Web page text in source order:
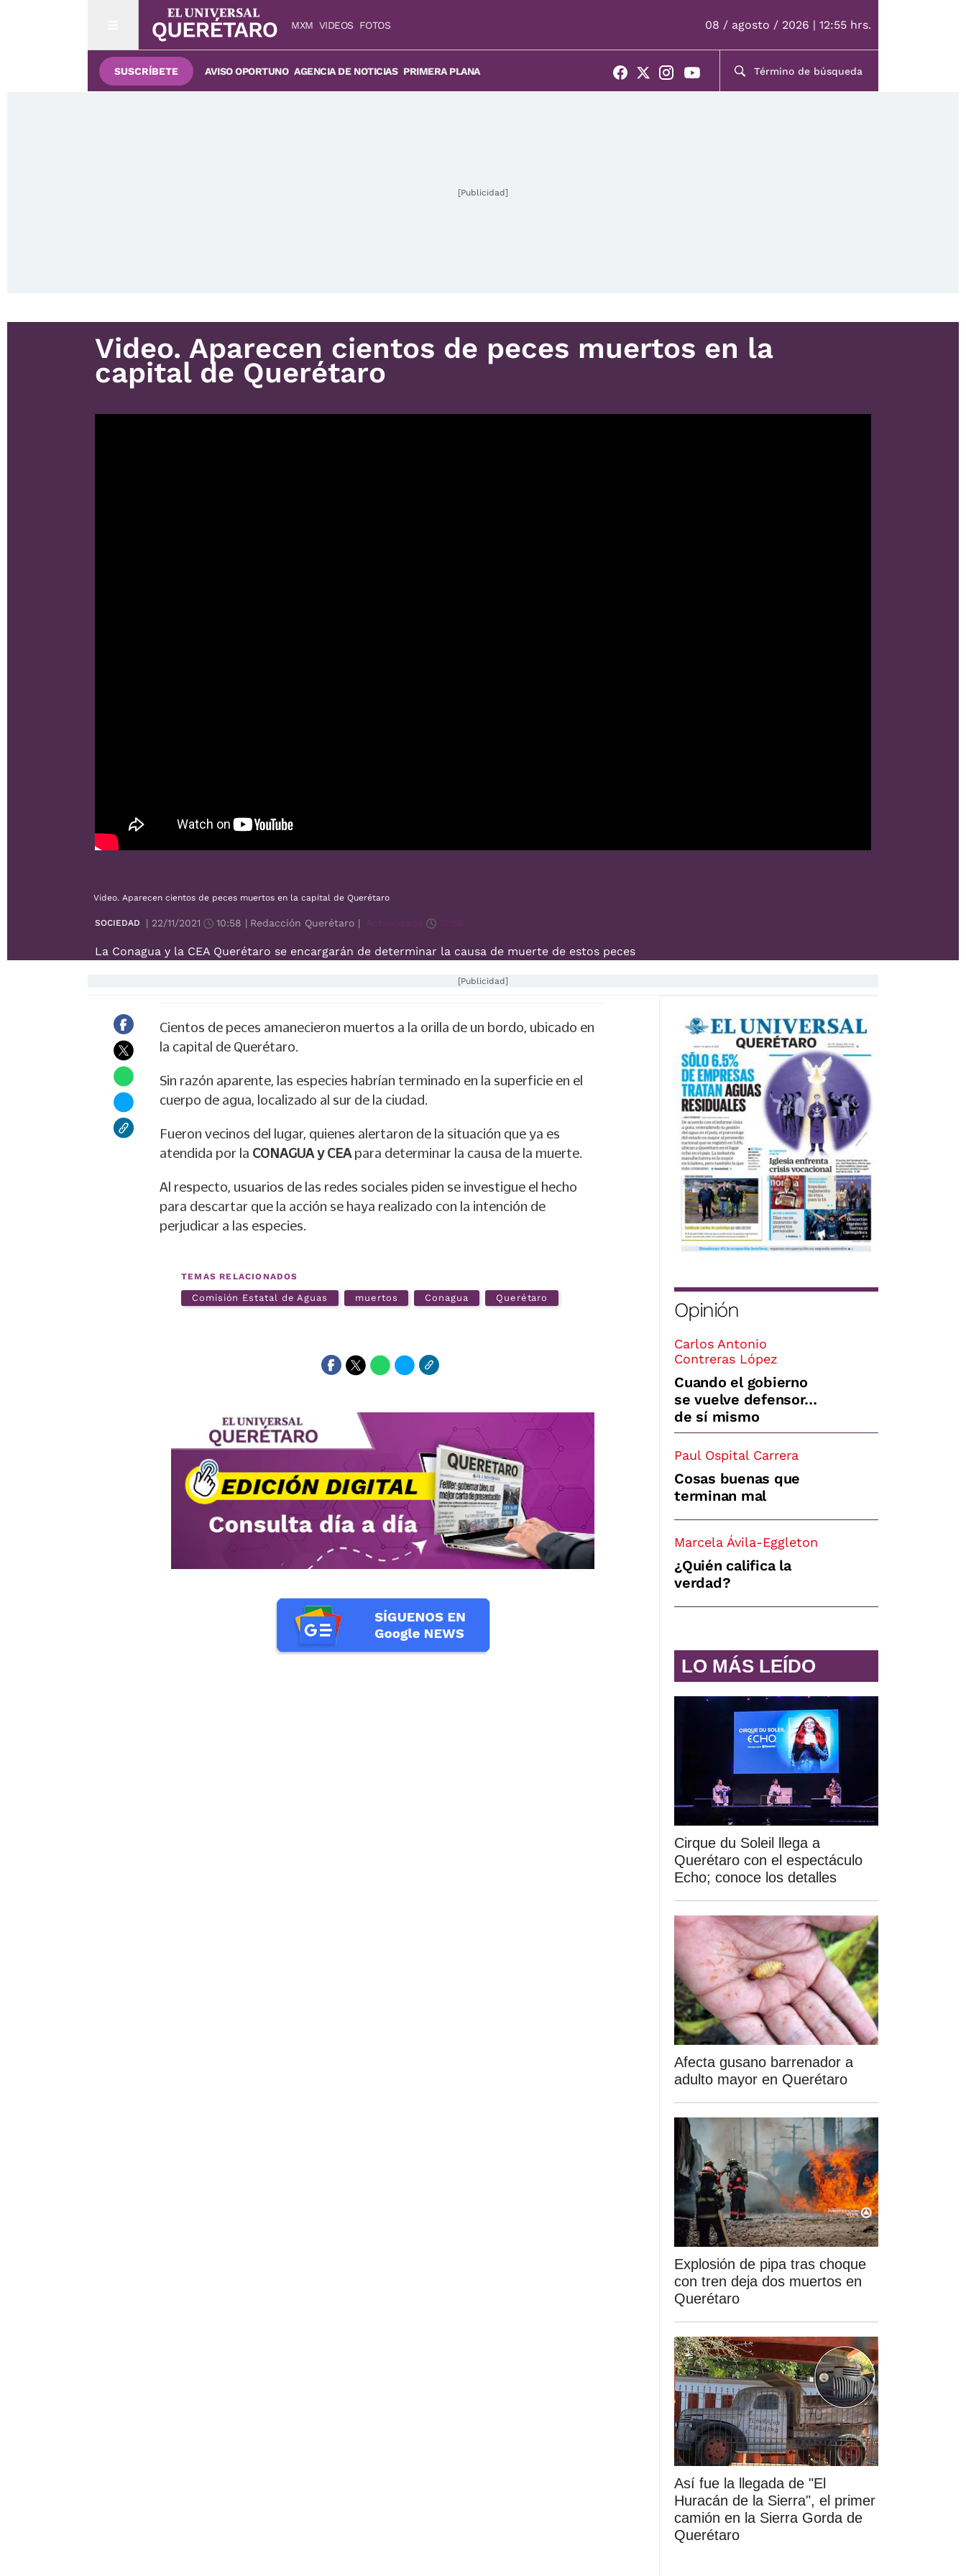
MXM VIDEOS FOTOS 08 / agosto / 2026 | 12:55 hrs.
SUSCRÍBETE AVISO OPORTUNO AGENCIA DE NOTICIAS PRIMERA PLANA
[Publicidad]
Video. Aparecen cientos de peces muertos en la
capital de Querétaro
Video. Aparecen cientos de peces muertos en la capital de Querétaro
SOCIEDAD | 22/11/2021 10:58 | Redacción Querétaro | Actualizada 10:58
La Conagua y la CEA Querétaro se encargarán de determinar la causa de muerte de estos peces
[Publicidad]
Cientos de peces amanecieron muertos a la orilla de un bordo, ubicado en
la capital de Querétaro.
Sin razón aparente, las especies habrían terminado en la superficie en el
cuerpo de agua, localizado al sur de la ciudad.
Fueron vecinos del lugar, quienes alertaron de la situación que ya es
atendida por la CONAGUA y CEA para determinar la causa de la muerte.
Al respecto, usuarios de las redes sociales piden se investigue el hecho
para descartar que la acción se haya realizado con la intención de
perjudicar a las especies.
TEMAS RELACIONADOS
Comisión Estatal de Aguas muertos Conagua Querétaro
Opinión
Carlos Antonio
Contreras López
Cuando el gobierno
se vuelve defensor…
de sí mismo
Paul Ospital Carrera
Cosas buenas que
terminan mal
Marcela Ávila-Eggleton
¿Quién califica la
verdad?
LO MÁS LEÍDO
Cirque du Soleil llega a
Querétaro con el espectáculo
Echo; conoce los detalles
Afecta gusano barrenador a
adulto mayor en Querétaro
Explosión de pipa tras choque
con tren deja dos muertos en
Querétaro
Así fue la llegada de "El
Huracán de la Sierra", el primer
camión en la Sierra Gorda de
Querétaro